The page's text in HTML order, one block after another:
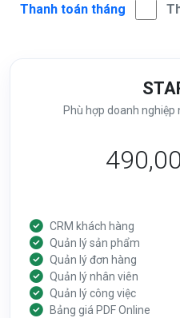
Thanh toán tháng
Phù hợp doanh
CRM khách hàng
Quản lý sản phẩm
Quản lý đơn hàng
Quản lý nhân viên
Quản lý công việc
Bảng giá PDF Online